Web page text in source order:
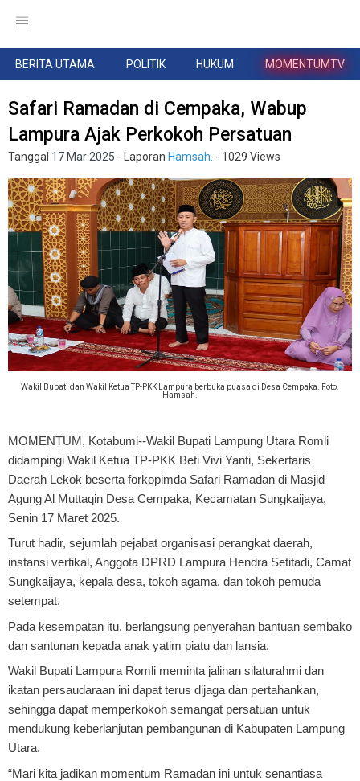
BERITA UTAMA POLITIK HUKUM MOMENTUMTV
Safari Ramadan di Cempaka, Wabup
Lampura Ajak Perkokoh Persatuan
Tanggal 17 Mar 2025 - Laporan Hamsah. - 1029 Views
Wakil Bupati dan Wakil Ketua TP-PKK Lampura berbuka puasa di Desa Cempaka. Foto.
Hamsah.
MOMENTUM, Kotabumi--Wakil Bupati Lampung Utara Romli
didampingi Wakil Ketua TP-PKK Beti Vivi Yanti, Sekertaris
Daerah Lekok beserta forkopimda Safari Ramadan di Masjid
Agung Al Muttaqin Desa Cempaka, Kecamatan Sungkaijaya,
Senin 17 Maret 2025.
Turut hadir, sejumlah pejabat organisasi perangkat daerah,
instansi vertikal, Anggota DPRD Lampura Hendra Setitadi, Camat
Sungkaijaya, kepala desa, tokoh agama, dan tokoh pemuda
setempat.
Pada kesempatan itu, berlangsung penyerahan bantuan sembako
dan santunan kepada anak yatim piatu dan lansia.
Wakil Bupati Lampura Romli meminta jalinan silaturahmi dan
ikatan persaudaraan ini dapat terus dijaga dan pertahankan,
sehingga dapat memperkokoh semangat persatuan untuk
mendukung keberlanjutan pembangunan di Kabupaten Lampung
Utara.
“Mari kita jadikan momentum Ramadan ini untuk senantiasa